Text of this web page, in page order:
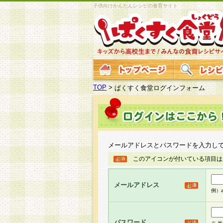
子供向けかんたんレシピの食育サイト
TOP >ぱくすく食堂ログインフォーム
メールアドレスとパスワードを入力し
このアイコンが付いている項目
メールアドレス
例）